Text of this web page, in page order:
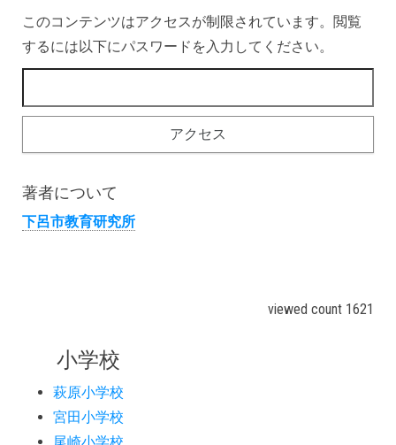
このコンテンツはアクセスが制限されています。閲覧
するには以下にパスワードを入力してください。
著者について
下呂市教育研究所
viewed count 1621
小学校
萩原小学校
宮田小学校